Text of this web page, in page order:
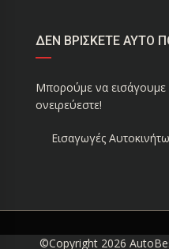
ΔΕΝ ΒΡΙΣΚΕΤΕ ΑΥΤΟ
Μπορούμε να εισάγουμε
ονειρεύεστε!
Εισαγωγές
©Copyright 2026